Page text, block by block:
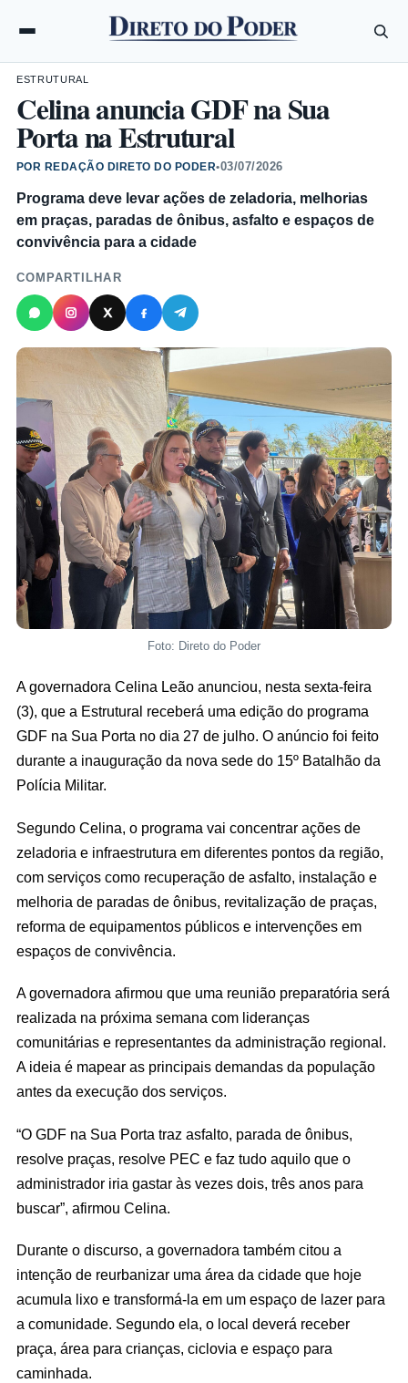
ESTRUTURAL
Celina anuncia GDF na Sua
Porta na Estrutural
POR REDAÇÃO DIRETO DO PODER•03/07/2026
Programa deve levar ações de zeladoria, melhorias
em praças, paradas de ônibus, asfalto e espaços de
convivência para a cidade
COMPARTILHAR
Foto: Direto do Poder
A governadora Celina Leão anunciou, nesta sexta-feira
(3), que a Estrutural receberá uma edição do programa
GDF na Sua Porta no dia 27 de julho. O anúncio foi feito
durante a inauguração da nova sede do 15º Batalhão da
Polícia Militar.
Segundo Celina, o programa vai concentrar ações de
zeladoria e infraestrutura em diferentes pontos da região,
com serviços como recuperação de asfalto, instalação e
melhoria de paradas de ônibus, revitalização de praças,
reforma de equipamentos públicos e intervenções em
espaços de convivência.
A governadora afirmou que uma reunião preparatória será
realizada na próxima semana com lideranças
comunitárias e representantes da administração regional.
A ideia é mapear as principais demandas da população
antes da execução dos serviços.
“O GDF na Sua Porta traz asfalto, parada de ônibus,
resolve praças, resolve PEC e faz tudo aquilo que o
administrador iria gastar às vezes dois, três anos para
buscar”, afirmou Celina.
Durante o discurso, a governadora também citou a
intenção de reurbanizar uma área da cidade que hoje
acumula lixo e transformá-la em um espaço de lazer para
a comunidade. Segundo ela, o local deverá receber
praça, área para crianças, ciclovia e espaço para
caminhada.